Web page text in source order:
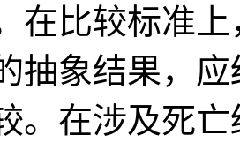
在比较标准
抽象结果，
。在涉及死